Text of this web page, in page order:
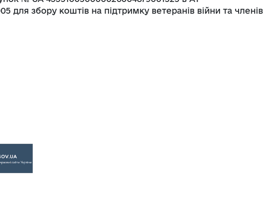
для збору коштів на підтримку ветеранів війни та членів